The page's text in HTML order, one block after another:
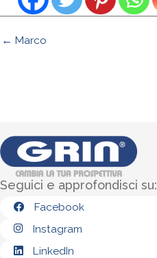
← Marco
Seguici e approfondisci su:
Facebook
Instagram
LinkedIn